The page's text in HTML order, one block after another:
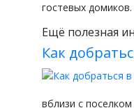
гостевых домиков.
Ещё полезная
Как
вблизи с